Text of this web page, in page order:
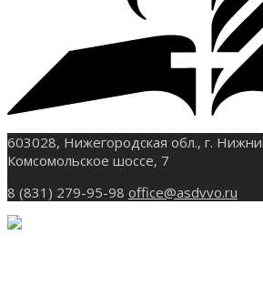
603028, Нижегородская обл., г.
Комсомольское шоссе, 7
8 (831) 279-95-98 office@asdvvo.ru